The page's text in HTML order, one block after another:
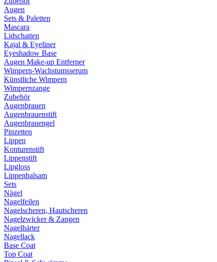
Augen
Sets & Paletten
Mascara
Lidschatten
Kajal & Eyeliner
Eyeshadow Base
Augen Make-up Entferner
Wimpern-Wachstumsserum
Künstliche Wimpern
Wimpernzange
Zubehör
Augenbrauen
Augenbrauenstift
Augenbrauengel
Pinzetten
Lippen
Konturenstift
Lippenstift
Lipgloss
Lippenbalsam
Sets
Nägel
Nagelfeilen
Nagelscheren, Hautscheren
Nagelzwicker & Zangen
Nagelhärter
Nagellack
Base Coat
Top Coat